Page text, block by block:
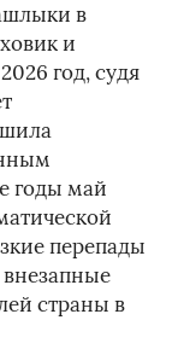
в
и
год, судя
годы май
перепады
страны в